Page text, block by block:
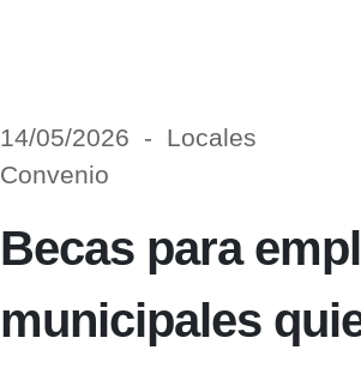
14/05/2026 - Locales
Convenio
Becas para
municipales